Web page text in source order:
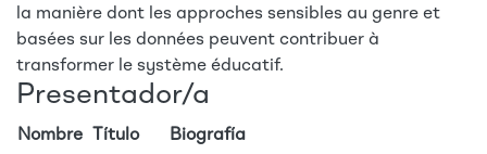
la manière dont les approches sensibles au genre et
basées sur les données peuvent contribuer à
transformer le système éducatif.
Presentador/a
Nombre Título Biografía